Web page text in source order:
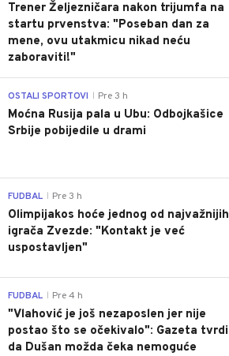
Trener Željezničara nakon trijumfa na
startu prvenstva: "Poseban dan za
mene, ovu utakmicu nikad neću
zaboraviti!"
OSTALI SPORTOVI Pre 3 h
Moćna Rusija pala u Ubu: Odbojkašice
Srbije pobijedile u drami
FUDBAL Pre 3 h
Olimpijakos hoće jednog od najvažnijih
igrača Zvezde: "Kontakt je već
uspostavljen"
FUDBAL Pre 4 h
"Vlahović je još nezaposlen jer nije
postao što se očekivalo": Gazeta tvrdi
da Dušan možda čeka nemoguće